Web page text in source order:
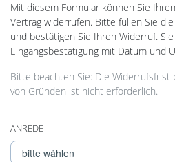
Mit diesem Formular können Sie
Vertrag widerrufen. Bitte füllen Sie
und bestätigen Sie Ihren Widerruf.
Eingangsbestätigung mit Datum und
Bitte beachten Sie: Die Widerrufsfrist
von Gründen ist nicht erforderlich.
ANREDE